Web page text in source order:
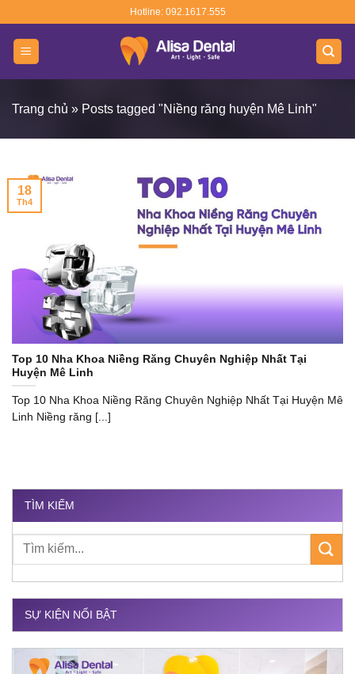
content
Hotline: 092.1617.555
Trang chủ » Posts tagged "Niềng răng huyện Mê Linh"
Top 10 Nha Khoa Niềng Răng Chuyên Nghiệp Nhất Tại
Huyện Mê Linh
Top 10 Nha Khoa Niềng Răng Chuyên Nghiệp Nhất Tại Huyện Mê
Linh Niềng răng [...]
18
Th4
TÌM KIẾM
SỰ KIỆN NỔI BẬT